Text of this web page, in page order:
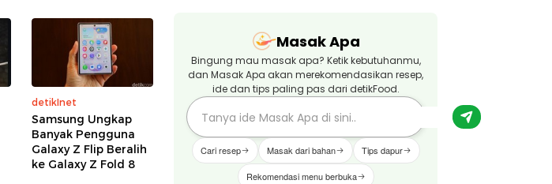
detikInet
Samsung Ungkap
Banyak Pengguna
Galaxy Z Flip Beralih
ke Galaxy Z Fold 8
Masak Apa
Bingung mau masak apa? Ketik kebutuhanmu,
dan Masak Apa akan merekomendasikan resep,
ide dan tips paling pas dari detikFood.
Cari resep Masak dari bahan Tips dapur
Rekomendasi menu berbuka